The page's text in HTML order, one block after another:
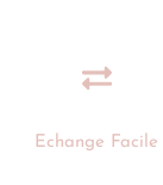
Echange Facile